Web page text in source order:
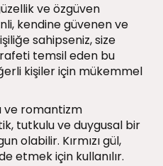
ve özgüven
kendine güvenen ve
sahipseniz, size
temsil eden bu
kişiler için mükemmel
ve romantizm
tutkulu ve duygusal bir
olabilir. Kırmızı gül,
etmek için kullanılır.